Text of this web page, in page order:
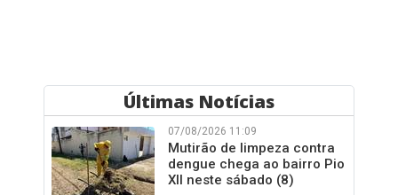
Últimas Notícias
07/08/2026 11:09
Mutirão de limpeza contra
dengue chega ao bairro Pio
XII neste sábado (8)